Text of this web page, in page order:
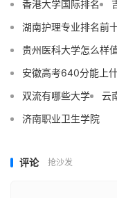
香港大学国际排名
湖南护理专业排名前
贵州医科大学怎么样
安徽高考640分能上
双流有哪些大学
云
济南职业卫生学院
评论 抢沙发